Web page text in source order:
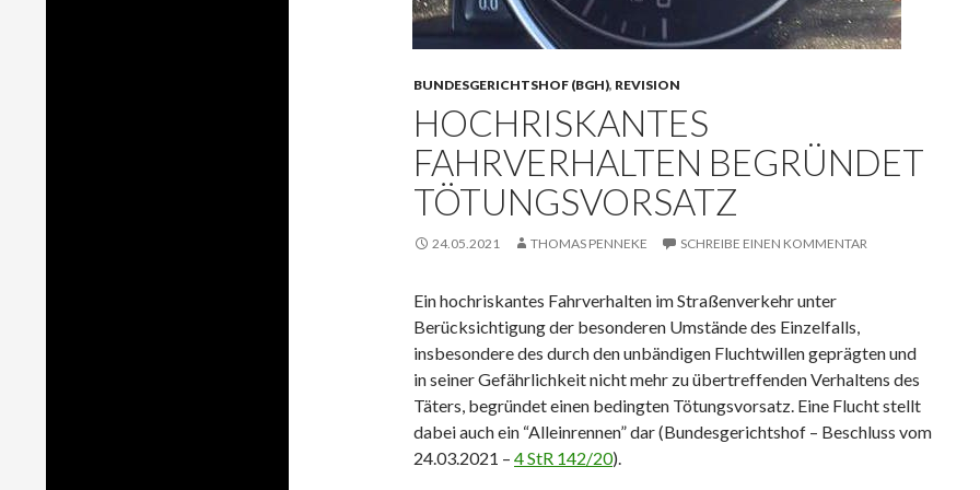
BUNDESGERICHTSHOF (BGH), REVISION
HOCHRISKANTES
FAHRVERHALTEN BEGRÜNDET
TÖTUNGSVORSATZ
24.05.2021 THOMAS PENNEKE SCHREIBE EINEN KOMMENTAR
Ein hochriskantes Fahrverhalten im Straßenverkehr unter
Berücksichtigung der besonderen Umstände des Einzelfalls,
insbesondere des durch den unbändigen Fluchtwillen geprägten und
in seiner Gefährlichkeit nicht mehr zu übertreffenden Verhaltens des
Täters, begründet einen bedingten Tötungsvorsatz. Eine Flucht stellt
dabei auch ein “Alleinrennen” dar (Bundesgerichtshof – Beschluss vom
24.03.2021 – 4 StR 142/20).